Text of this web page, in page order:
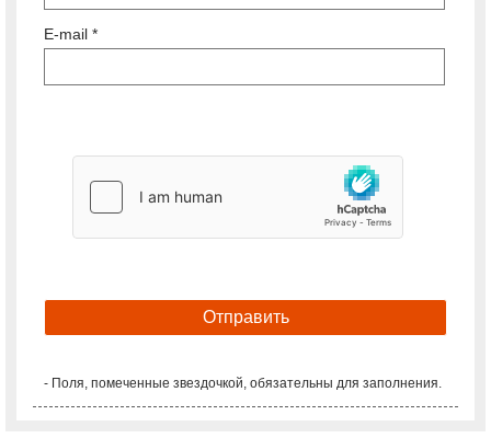
E-mail *
- Поля, помеченные звездочкой, обязательны для заполнения.